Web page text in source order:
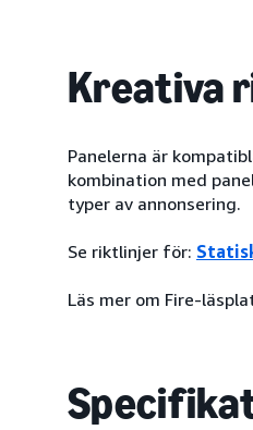
Kreativa
Panelerna är
kombination med
typer av annonsering.
Se riktlinjer för:
Läs mer om Fire-